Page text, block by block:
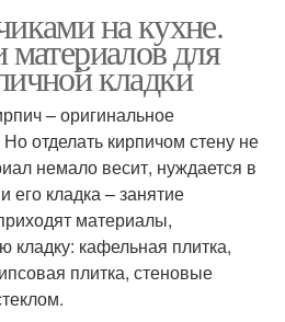
на кухне.
для
кладки
– оригинальное
отделать кирпичом стену не
немало весит, нуждается в
его кладка – занятие
материалы,
кафельная плитка,
плитка, стеновые